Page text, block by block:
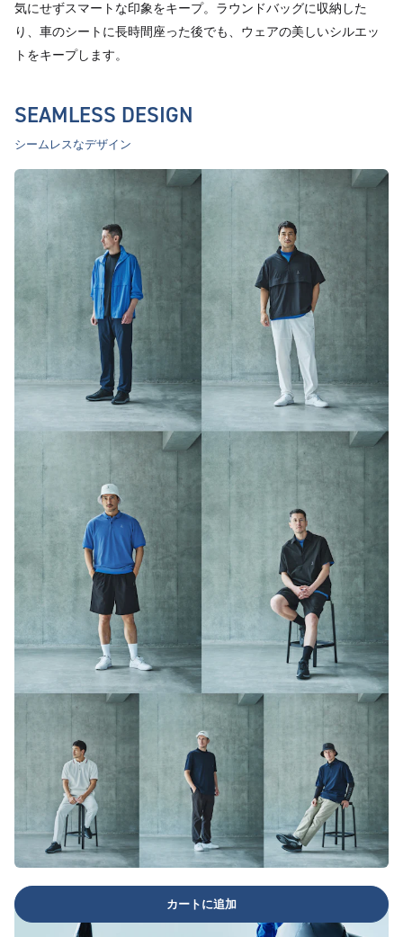
カートに追加
気にせずスマートな印象をキープ。ラウンドバッグに収納した
り、車のシートに長時間座った後でも、ウェアの美しいシルエッ
トをキープします。
SEAMLESS DESIGN
シームレスなデザイン